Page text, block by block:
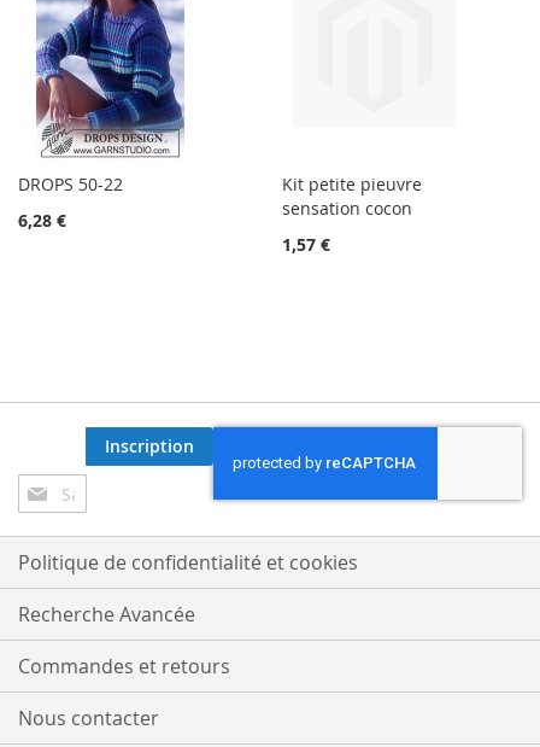
DROPS 50-22
6,28 €
Kit petite pieuvre
sensation cocon
1,57 €
Inscription
à
notre
lettre
d’information
:
Inscription
Politique de confidentialité et cookies
Recherche Avancée
Commandes et retours
Nous contacter